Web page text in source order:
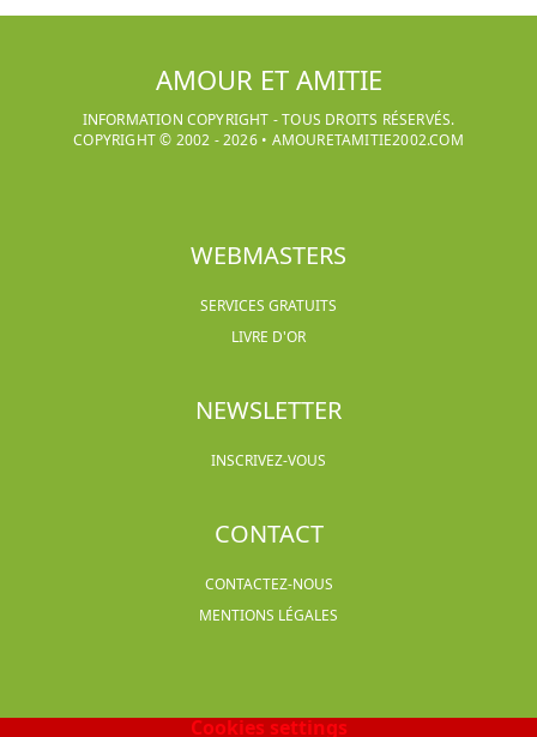
AMOUR ET AMITIE
INFORMATION COPYRIGHT - TOUS DROITS RÉSERVÉS.
COPYRIGHT © 2002 -2026• AMOURETAMITIE2002.COM
WEBMASTERS
SERVICES GRATUITS
LIVRE D'OR
NEWSLETTER
INSCRIVEZ-VOUS
CONTACT
CONTACTEZ-NOUS
MENTIONS LÉGALES
Cookies settings